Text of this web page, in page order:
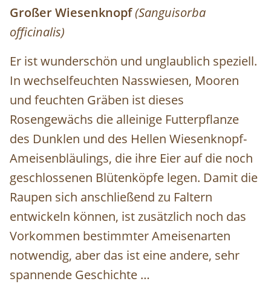
Großer Wiesenknopf(Sanguisorba
officinalis)
Er ist wunderschön und unglaublich speziell.
In wechselfeuchten Nasswiesen, Mooren
und feuchten Gräben ist dieses
Rosengewächs die alleinige Futterpflanze
des Dunklen und des Hellen Wiesenknopf-
Ameisenbläulings, die ihre Eier auf die noch
geschlossenen Blütenköpfe legen. Damit die
Raupen sich anschließend zu Faltern
entwickeln können, ist zusätzlich noch das
Vorkommen bestimmter Ameisenarten
notwendig, aber das ist eine andere, sehr
spannende Geschichte …